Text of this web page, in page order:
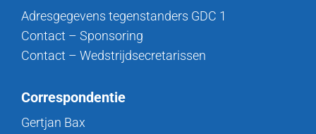
Adresgegevens tegenstanders GDC 1
Contact – Sponsoring
Contact – Wedstrijdsecretarissen
Correspondentie
Gertjan Bax